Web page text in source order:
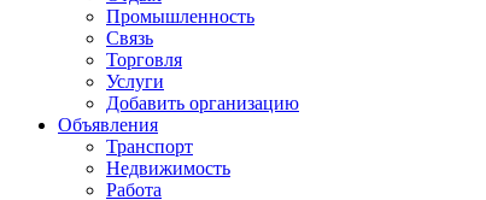
Промышленность
Связь
Торговля
Услуги
Добавить организацию
Объявления
Транспорт
Недвижимость
Работа